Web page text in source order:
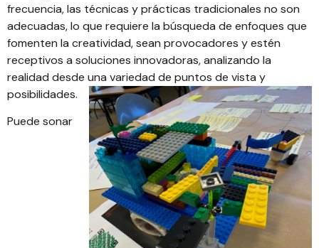
frecuencia, las técnicas y prácticas tradicionales no son
adecuadas, lo que requiere la búsqueda de enfoques que
fomenten la creatividad, sean provocadores y estén
receptivos a soluciones innovadoras, analizando la
realidad desde una variedad de puntos de vista y
posibilidades.
Puede sonar